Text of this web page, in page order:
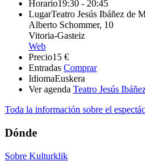
Horario19:30 - 20:45
LugarTeatro Jesús Ibáñez de
Alberto Schommer, 10
Vitoria-Gasteiz
Web
Precio15 €
Entradas Comprar
IdiomaEuskera
Ver agenda Teatro Jesús
Toda la información sobre el
Dónde
Sobre Kulturklik